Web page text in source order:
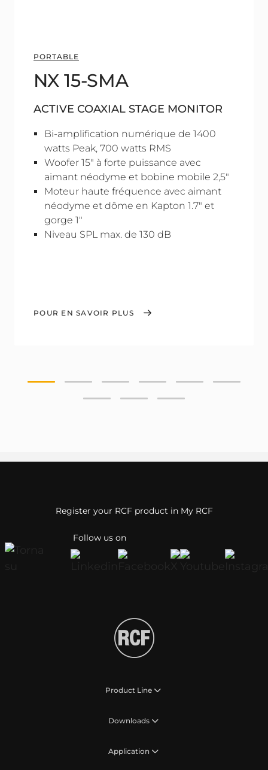
PORTABLE
NX 15-SMA
ACTIVE COAXIAL STAGE MONITOR
Bi-amplification numérique de 1400
watts Peak, 700 watts RMS
Woofer 15" à forte puissance avec
aimant néodyme et bobine mobile 2,5"
Moteur haute fréquence avec aimant
néodyme et dôme en Kapton 1.7" et
gorge 1"
Niveau SPL max. de 130 dB
POUR EN SAVOIR PLUS
Follow us on
Register your RCF product in My RCF
Product Line
Downloads
Application